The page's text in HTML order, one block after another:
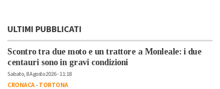
ULTIMI PUBBLICATI
Scontro tra due moto e un trattore a Monleale: i due
centauri sono in gravi condizioni
Sabato, 8 Agosto 2026 - 11:18
CRONACA-TORTONA